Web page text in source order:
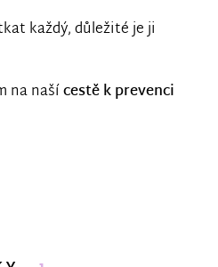
každý, důležité je ji
na našícestě k prevenci